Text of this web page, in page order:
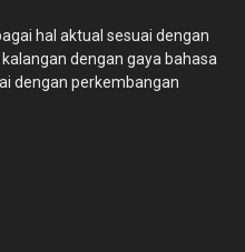
hal aktual sesuai dengan
dengan gaya bahasa
dengan perkembangan